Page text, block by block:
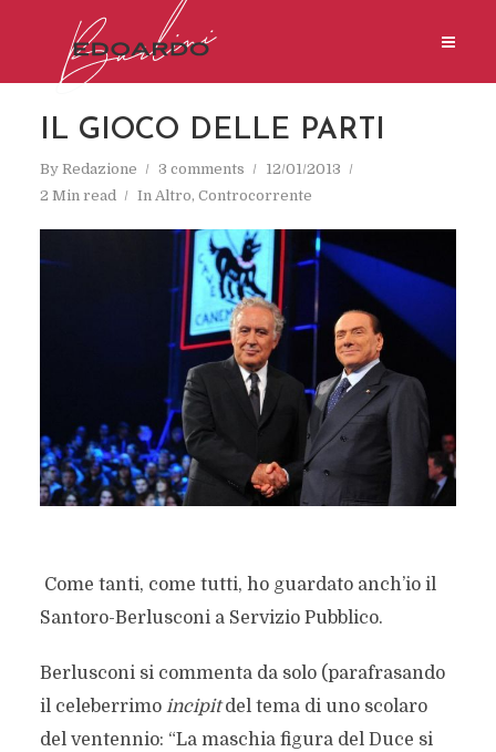
IL GIOCO DELLE PARTI
By Redazione 3 comments
12/01/2013
2 Min read
In Altro, Controcorrente
Come tanti, come tutti, ho guardato anch’io il
Santoro-Berlusconi a Servizio Pubblico.
Berlusconi si commenta da solo (parafrasando
il celeberrimo incipitdel tema di uno scolaro
del ventennio: “La maschia figura del Duce si